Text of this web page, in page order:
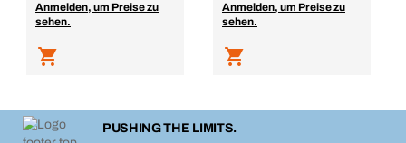
Anmelden, um Preise zu
sehen.
Anmelden, um Preise zu
sehen.
PUSHING THE LIMITS.